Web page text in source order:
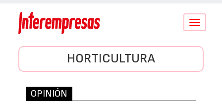
Conmutar
HORTICULTURA
OPINIÓN